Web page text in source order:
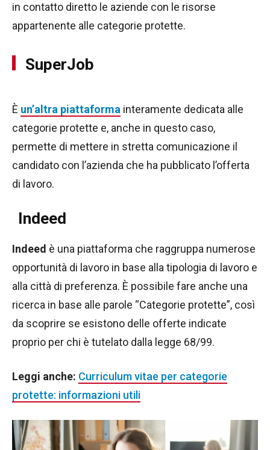
in contatto diretto le aziende con le risorse
appartenente alle categorie protette.
SuperJob
È un’altra piattaforma interamente dedicata alle
categorie protette e, anche in questo caso,
permette di mettere in stretta comunicazione il
candidato con l’azienda che ha pubblicato l’offerta
di lavoro.
Indeed
Indeed è una piattaforma che raggruppa numerose
opportunità di lavoro in base alla tipologia di lavoro e
alla città di preferenza. È possibile fare anche una
ricerca in base alle parole “Categorie protette”, così
da scoprire se esistono delle offerte indicate
proprio per chi è tutelato dalla legge 68/99.
Leggi anche: Curriculum vitae per categorie
protette: informazioni utili